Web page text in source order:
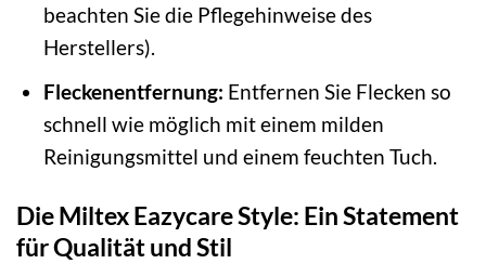
beachten Sie die Pflegehinweise des
Herstellers).
Fleckenentfernung: Entfernen Sie Flecken so
schnell wie möglich mit einem milden
Reinigungsmittel und einem feuchten Tuch.
Die Miltex Eazycare Style: Ein Statement
für Qualität und Stil